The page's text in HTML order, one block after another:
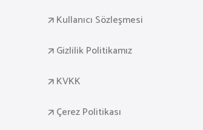
Kullanıcı Sözleşmesi
Gizlilik Politikamız
KVKK
Çerez Politikası